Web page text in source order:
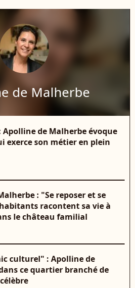
de Malherbe
de Malherbe évoque
exerce son métier en plein
: "Se reposer et se
racontent sa vie à
le château familial
culturel" : Apolline de
ce quartier branché de